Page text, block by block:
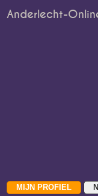
Anderlecht-